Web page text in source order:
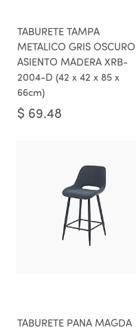
TABURETE TAMPA
METALICO GRIS OSCURO
ASIENTO MADERA XRB-
2004-D (42 x 42 x 85 x
66cm)
$ 69.48
TABURETE PANA MAGDA